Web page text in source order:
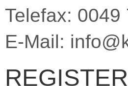
Telefax:
E-Mail: